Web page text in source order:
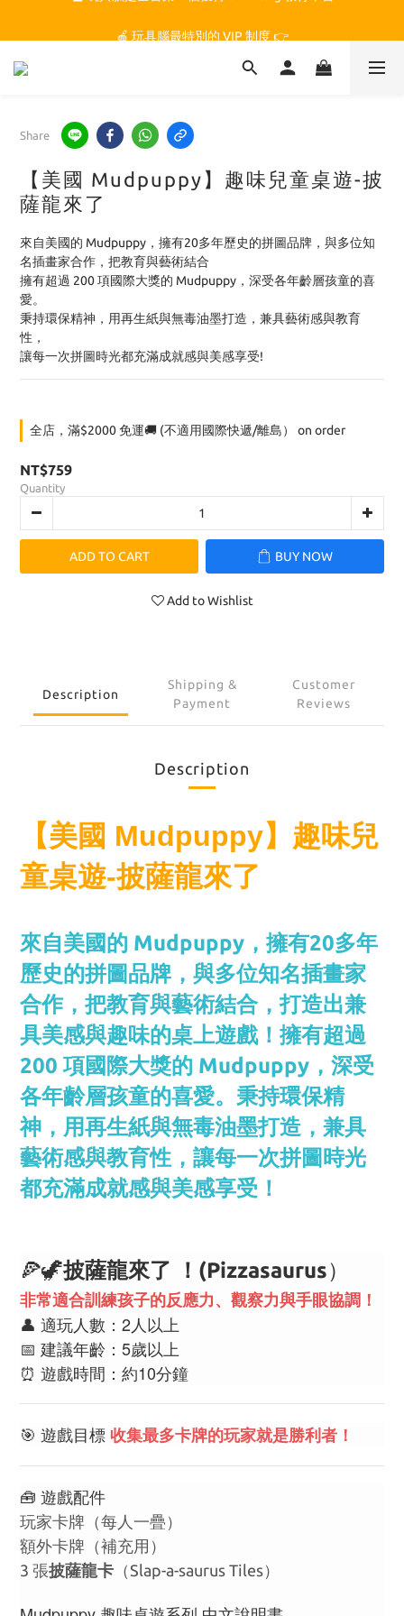
🏆 玩具腦是全台第一個獲得 STEM.org 教育平台
Share
【美國 Mudpuppy】趣味兒童桌遊-披
薩龍來了
來自美國的 Mudpuppy，擁有20多年歷史的拼圖品牌，與多位知
名插畫家合作，把教育與藝術結合
擁有超過 200 項國際大獎的 Mudpuppy，深受各年齡層孩童的喜
愛。
秉持環保精神，用再生紙與無毒油墨打造，兼具藝術感與教育
性，
讓每一次拼圖時光都充滿成就感與美感享受!
全店，滿$2000 免運🚚 (不適用國際快遞/離島） on order
NT$759
Quantity
ADD TO CART BUY NOW
Add to Wishlist
Description
Shipping &
Payment
Customer
Reviews
Description
【美國 Mudpuppy】趣味兒
童桌遊-披薩龍來了
來自美國的 Mudpuppy，擁有20多年
歷史的拼圖品牌，與多位知名插畫家
合作，把教育與藝術結合，打造出兼
具美感與趣味的桌上遊戲！擁有超過
200 項國際大獎的 Mudpuppy，深受
各年齡層孩童的喜愛。秉持環保精
神，用再生紙與無毒油墨打造，兼具
藝術感與教育性，讓每一次拼圖時光
都充滿成就感與美感享受！
🍕🦖披薩龍來了 ！(Pizzasaurus）
非常適合訓練孩子的反應力、觀察力與手眼協調 ！
👤 適玩人數：2人以上
📅 建議年齡：5歲以上
⏰ 遊戲時間：約10分鐘
🎯 遊戲目標 收集最多卡牌的玩家就是勝利者！
🧰 遊戲配件
玩家卡牌（每人一疊）
額外卡牌（補充用）
3 張披薩龍卡 （Slap-a-saurus Tiles）